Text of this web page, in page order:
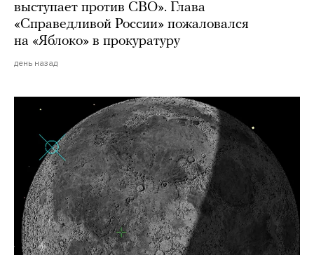
выступает против СВО». Глава
«Справедливой России» пожаловался
на «Яблоко» в прокуратуру
день назад